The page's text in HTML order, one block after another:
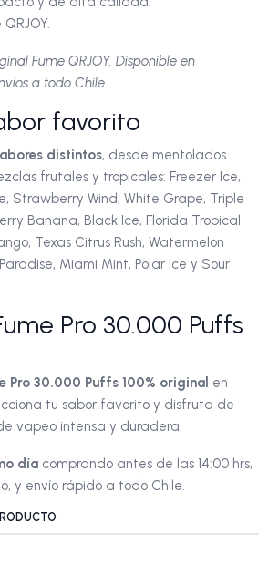
QRJOY.
Fume QRJOY. Disponible en
a todo Chile.
favorito
distintos, desde mentolados
frutales y tropicales: Freezer Ice,
Strawberry Wind, White Grape, Triple
Banana, Black Ice, Florida Tropical
Texas Citrus Rush, Watermelon
Miami Mint, Polar Ice y Sour
Pro 30.000 Puffs
Pro 30.000 Puffs 100% original en
tu sabor favorito y disfruta de
vapeo intensa y duradera.
díacomprando antes de las 14:00 hrs,
y envío rápido a todo Chile.